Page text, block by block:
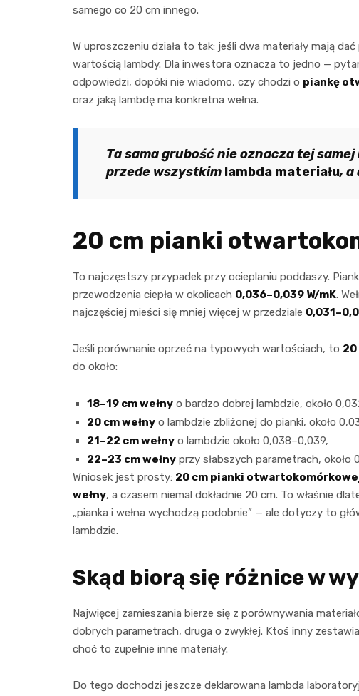
samego co 20 cm innego.
W uproszczeniu działa to tak: jeśli dwa materiały mają
wartością lambdy. Dla inwestora oznacza to jedno —
odpowiedzi, dopóki nie wiadomo, czy chodzi o piankę
oraz jaką lambdę ma konkretna wełna.
Ta sama grubość nie oznacza tej
przede wszystkim lambda materiału, a
20 cm pianki
To najczęstszy przypadek przy ocieplaniu poddaszy.
przewodzenia ciepła w okolicach 0,036–0,039 W/mK.
najczęściej mieści się mniej więcej w przedziale
Jeśli porównanie oprzeć na typowych wartościach, to
do około:
18–19 cm wełny o bardzo dobrej lambdzie, około
20 cm wełny o lambdzie zbliżonej do pianki, około
21–22 cm wełny o lambdzie około 0,038–0,039,
22–23 cm wełny przy słabszych parametrach, około
Wniosek jest prosty: 20 cm pianki
wełny, a czasem niemal dokładnie 20 cm. To właśnie
„pianka i wełna wychodzą podobnie” — ale dotyczy to
lambdzie.
Skąd biorą się różnice w
Najwięcej zamieszania bierze się z porównywania
dobrych parametrach, druga o zwykłej. Ktoś inny
choć to zupełnie inne materiały.
Do tego dochodzi jeszcze deklarowana lambda